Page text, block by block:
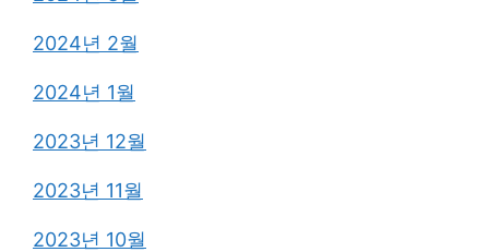
2024년 2월
2024년 1월
2023년 12월
2023년 11월
2023년 10월